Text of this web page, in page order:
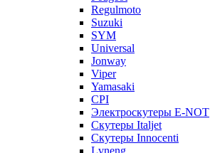
Regulmoto
Suzuki
SYM
Universal
Jonway
Viper
Yamasaki
CPI
Электроскутеры E-NOT
Скутеры Italjet
Скутеры Innocenti
Lvneng